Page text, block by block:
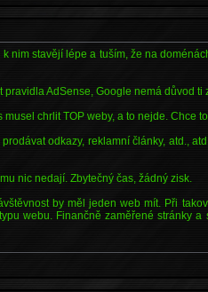
nim stavějí lépe a tuším, že na
AdSense, Google nemá důvod ti
chrlit TOP weby, a to nejde. Chce
odkazy, reklamní články, atd.,
nic nedají. Zbytečný čas, žádný zisk.
by měl jeden web mít. Při
webu. Finančně zaměřené stránky a